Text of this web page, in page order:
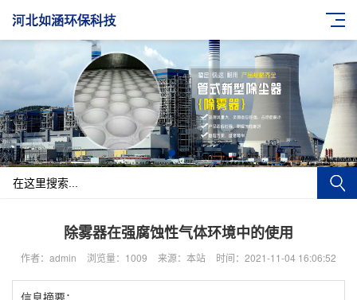
除雾器在强腐蚀性气体环境中的使用
作者：admin 浏览量：1009 来源：本站 时间：2021-11-04 16:06:52
信息摘要：